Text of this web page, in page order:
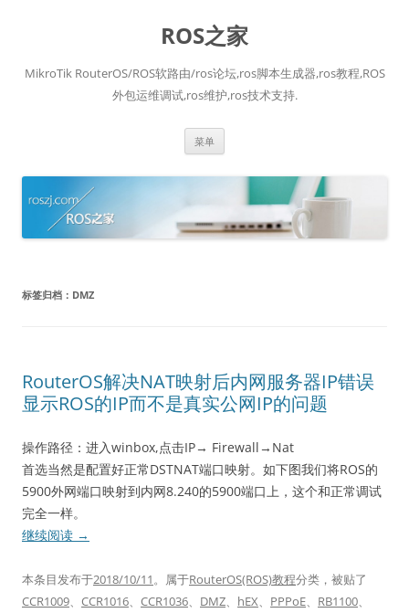
ROS之家
MikroTik RouterOS/ROS软路由/ros论坛,ros脚本生成器,ros教程,ROS
外包运维调试,ros维护,ros技术支持.
菜单
标签归档： DMZ
RouterOS解决NAT映射后内网服务器IP错误
显示ROS的IP而不是真实公网IP的问题
操作路径：进入winbox,点击IP→ Firewall→Nat
首选当然是配置好正常DSTNAT端口映射。如下图我们将ROS的
5900外网端口映射到内网8.240的5900端口上，这个和正常调试
完全一样。
继续阅读 →
本条目发布于2018/10/11 。属于RouterOS(ROS)教程分类，被贴了
CCR1009
CCR1016 CCR1036 DMZ hEX PPPoE RB1100